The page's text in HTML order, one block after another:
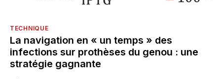
TECHNIQUE
La navigation en « un temps » des
infections sur prothèses du genou : une
stratégie gagnante